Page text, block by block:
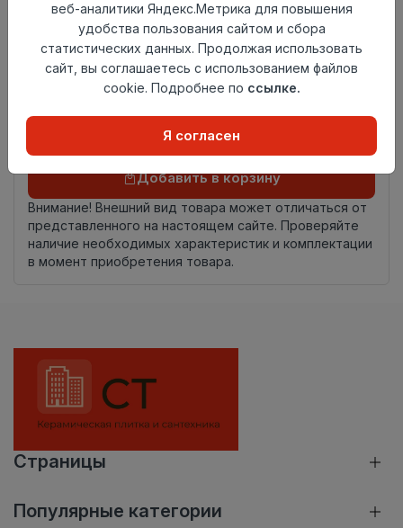
ковролина
Ковролин тафтинговый
Страна
происхождения
Узбекистан
Добавить в корзину
Внимание! Внешний вид товара может отличаться от
представленного на настоящем сайте. Проверяйте
наличие необходимых характеристик и комплектации
в момент приобретения товара.
Страницы
Популярные категории
веб-аналитики Яндекс.Метрика для повышения
удобства пользования сайтом и сбора
статистических данных. Продолжая использовать
сайт, вы соглашаетесь с использованием файлов
cookie. Подробнее по ссылке.
Я согласен